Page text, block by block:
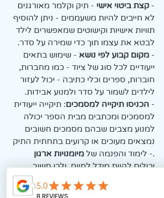
- קצת ביטוי אישי - תיק וקלמר מאורגנים
לא חייבים להיות משעממים - ניתן להוסיף
תוויות אישיות וקישוטים שמאפשרים לילד
לבטא את עצמו תוך כדי שמירה על סדר.
- מקום קבוע לפי נושא - שימוש בתאים
ייעודיים לכל סוג של ציוד - כמו מחברות,
חוברות, ספרים וכלי כתיבה - יכול לעזור
לילדים לשמור על סדר ולמנוע אבידות.
- הכניסו תיקייה למסמכים: תיקייה ייעודית
למסמכים ומכתבים מבית הספר יכולה
למנוע מצבים שבהם מסמכים חשובים
נמצאים מעוכים או קרועים בתחתית התיק
.- לימוד והפנמה של מיומנויות ארגון
יכולים להיות מודל לחיים, ולכן חשוב
להקדיש זמן ללמד ילדים איך לתכנן ולבצע
משימות בצורה מאורגנת